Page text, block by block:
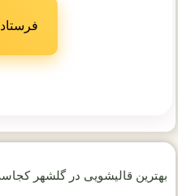
بهترین قالیشویی در گلشهر